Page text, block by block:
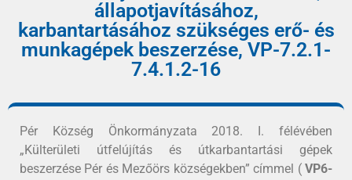
állapotjavításához,
karbantartásához szükséges erő- és
munkagépek beszerzése, VP-7.2.1-
7.4.1.2-16
Pér Község Önkormányzata 2018. I. félévében
„Külterületi útfelújítás és útkarbantartási gépek
beszerzése Pér és Mezőörs községekben” címmel ( VP6-